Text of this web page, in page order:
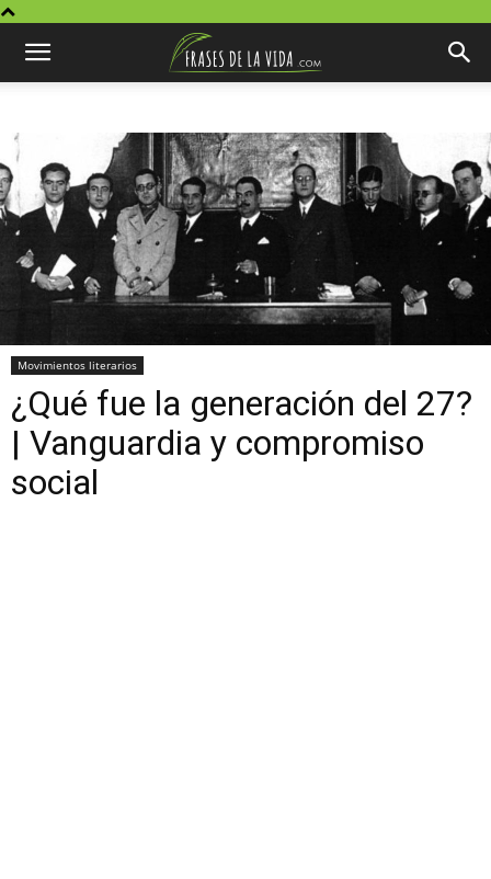
Movimientos literarios
¿Qué fue la generación del 27?
| Vanguardia y compromiso
social